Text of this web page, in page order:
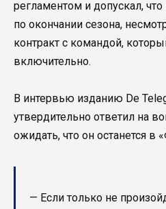
регламентом и допускал, что
по окончании сезона,
контракт с командой,
включительно.
В интервью изданию De
утвердительно ответил на
ожидать, что он останется в
— Если только не